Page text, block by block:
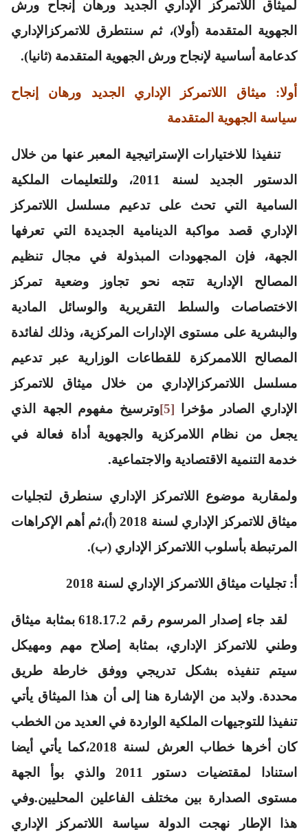
لميثاق اللاتمركز الإداري الجديد ورهان إنجاح ورش
الجهوية المتقدمة (أولا)، ثم سنتطرق للاتمركزالإداري
كدعامة أساسية لإنجاح ورش الجهوية المتقدمة (ثانيا).
أولا: ميثاق
اللاتمركز الإداري الجديد ورهان إنجاح
سياسة الجهوية المتقدمة
تنفيذا للاختيارات الإستراتيجية المعبر عنها من خلال
الدستور الجديد لسنة 2011، وللتعليمات الملكية
السامية التي تحث على تدعيم مسلسل اللاتمركز
الإداري قصد مواكبة الدينامية الجديدة التي تعرفها
الجهة، فإن المجهودات المبذولة في مجال تنظيم
المصالح الإدارية تتجه نحو تجاوز وضعية تمركز
الاختصاصات والسلط التقريرية والوسائل المادية
والبشرية على مستوى الإدارات المركزية، وذلك لفائدة
المصالح اللاممركزة للقطاعات الوزارية عبر تدعيم
مسلسل اللاتمركزالإداري من خلال ميثاق للاتمركز
الإداري الصادر مؤخرا [5]
وترسيخ مفهوم الجهة الذي
يجعل من نظام اللامركزية والجهوية أداة فعالة في
خدمة التنمية الاقتصادية والاجتماعية.
ولمقاربة موضوع اللاتمركز الإداري سنطرق لتجليات
ميثاق للاتمركز الإداري لسنة 2018 (أ)،ثم أهم الإكراهات
المرتبطة بأسلوب اللاتمركز الإداري (ب).
أ: تجليات ميثاق اللاتمركز الإداري لسنة 2018
لقد جاء إصدار المرسوم رقم 618.17.2 بمثابة ميثاق
وطني للاتمركز الإداري، بمثابة إصلاح مهم ومهيكل
سيتم تنفيذه بشكل تدريجي ووفق خارطة طريق
محددة. ولابد من الإشارة هنا إلى أن هذا الميثاق يأتي
تنفيذا للتوجيهات الملكية الواردة في العديد من الخطب
كان أخرها خطاب العرش لسنة 2018،كما يأتي أيضا
استنادا لمقتضيات دستور 2011 والذي بوأ الجهة
مستوى الصدارة بين مختلف الفاعلين المحليين.وفي
هذا الإطار نهجت الدولة سياسة اللاتمركز الإداري